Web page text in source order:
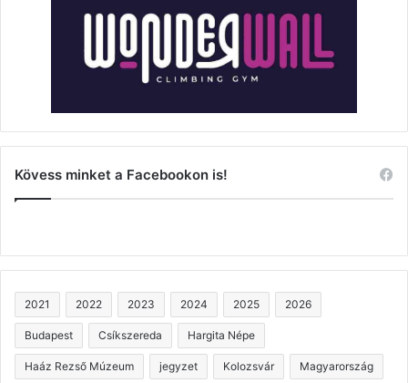
Kövess minket a Facebookon is!
2021 2022 2023 2024 2025 2026
Budapest Csíkszereda Hargita Népe
Haáz Rezső Múzeum jegyzet Kolozsvár Magyarország